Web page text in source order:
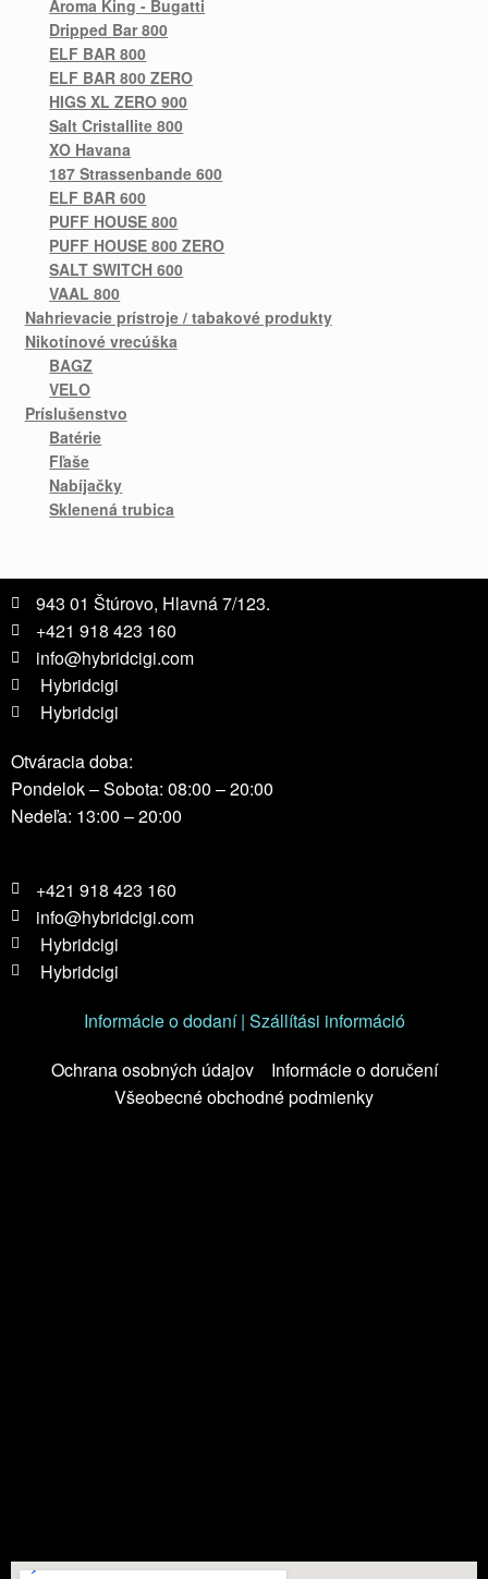
Aroma King - Bugatti
Dripped Bar 800
ELF BAR 800
ELF BAR 800 ZERO
HIGS XL ZERO 900
Salt Cristallite 800
XO Havana
187 Strassenbande 600
ELF BAR 600
PUFF HOUSE 800
PUFF HOUSE 800 ZERO
SALT SWITCH 600
VAAL 800
Nahrievacie prístroje / tabakové produkty
Nikotínové vrecúška
BAGZ
VELO
Príslušenstvo
Batérie
Fľaše
Nabíjačky
Sklenená trubica
943 01 Štúrovo, Hlavná 7/123.
+421 918 423 160
info@hybridcigi.com
Hybridcigi
Hybridcigi
Otváracia doba:
Pondelok – Sobota: 08:00 – 20:00
Nedeľa: 13:00 – 20:00
+421 918 423 160
info@hybridcigi.com
Hybridcigi
Hybridcigi
Informácie o dodaní | Szállítási információ
Ochrana osobných údajov
Informácie o doručení
Všeobecné obchodné podmienky